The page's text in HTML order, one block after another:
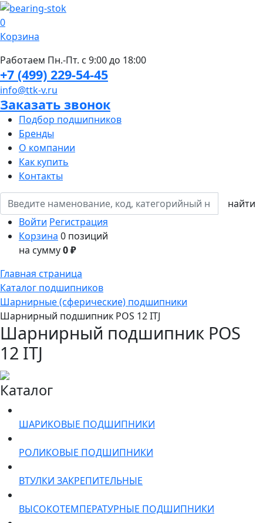
0
Корзина
Работаем Пн.-Пт. с 9:00 до 18:00
+7 (499) 229-54-45
info@ttk-v.ru
Заказать звонок
Подбор подшипников
Бренды
О компании
Как купить
Контакты
Войти Регистрация
Корзина 0 позиций
на сумму0 ₽
Главная страница
Каталог подшипников
Шарнирные (сферические) подшипники
Шарнирный подшипник POS 12 ITJ
Шарнирный подшипник POS
12 ITJ
Каталог
ШАРИКОВЫЕ ПОДШИПНИКИ
РОЛИКОВЫЕ ПОДШИПНИКИ
ВТУЛКИ ЗАКРЕПИТЕЛЬНЫЕ
ВЫСОКОТЕМПЕРАТУРНЫЕ ПОДШИПНИКИ